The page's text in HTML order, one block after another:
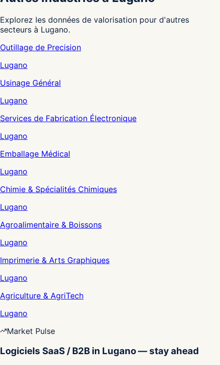
Explorez les données de valorisation pour d'autres
secteurs à Lugano.
Outillage de Precision
Lugano
Usinage Général
Lugano
Services de Fabrication Électronique
Lugano
Emballage Médical
Lugano
Chimie & Spécialités Chimiques
Lugano
Agroalimentaire & Boissons
Lugano
Imprimerie & Arts Graphiques
Lugano
Agriculture & AgriTech
Lugano
Market Pulse
Logiciels SaaS / B2B in Lugano — stay ahead